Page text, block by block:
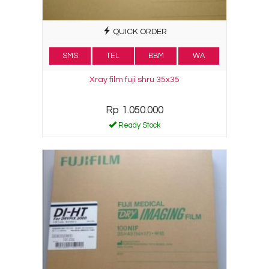
QUICK ORDER
SMS TEL BBM WA
Xray film fuji shru 35x35
Rp 1.050.000
Ready Stock